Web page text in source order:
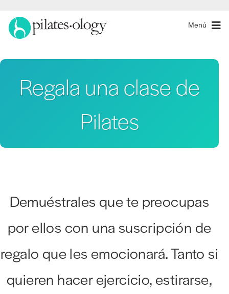
Menú
Regala una clase de
Pilates
Demuéstrales que te preocupas
por ellos con una suscripción de
regalo que les emocionará. Tanto si
quieren hacer ejercicio, estirarse,